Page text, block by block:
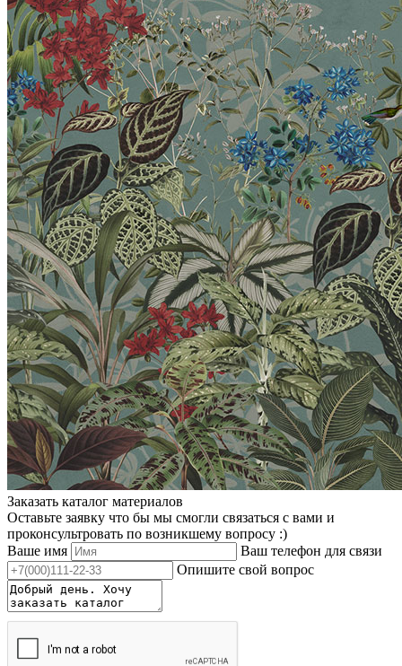
Заказать каталог материалов
Оставьте заявку что бы мы смогли связаться с вами и
проконсультровать по возникшему вопросу :)
Ваше имя
Ваш телефон для связи
Опишите свой вопрос